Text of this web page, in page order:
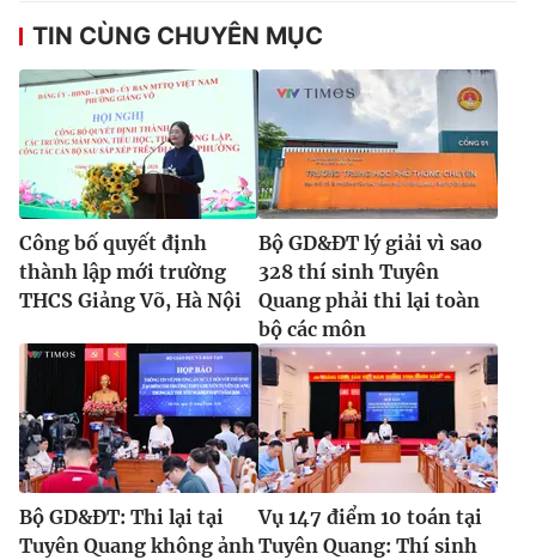
Email:toasoan@vtv.vn
Liên hệ quảng cáo:024-7300.7108
® Cấm sao chép dưới mọi hình thức nếu không có sự chấp
thuận bằng văn bản. Ghi rõ nguồn VTV.vn khi phát hành lại
thông tin từ website này.
TIN CÙNG CHUYÊN MỤC
Công bố quyết định
thành lập mới trường
THCS Giảng Võ, Hà Nội
Bộ GD&ĐT lý giải vì sao
328 thí sinh Tuyên
Quang phải thi lại toàn
bộ các môn
Bộ GD&ĐT: Thi lại tại
Tuyên Quang không ảnh
Vụ 147 điểm 10 toán tại
Tuyên Quang: Thí sinh